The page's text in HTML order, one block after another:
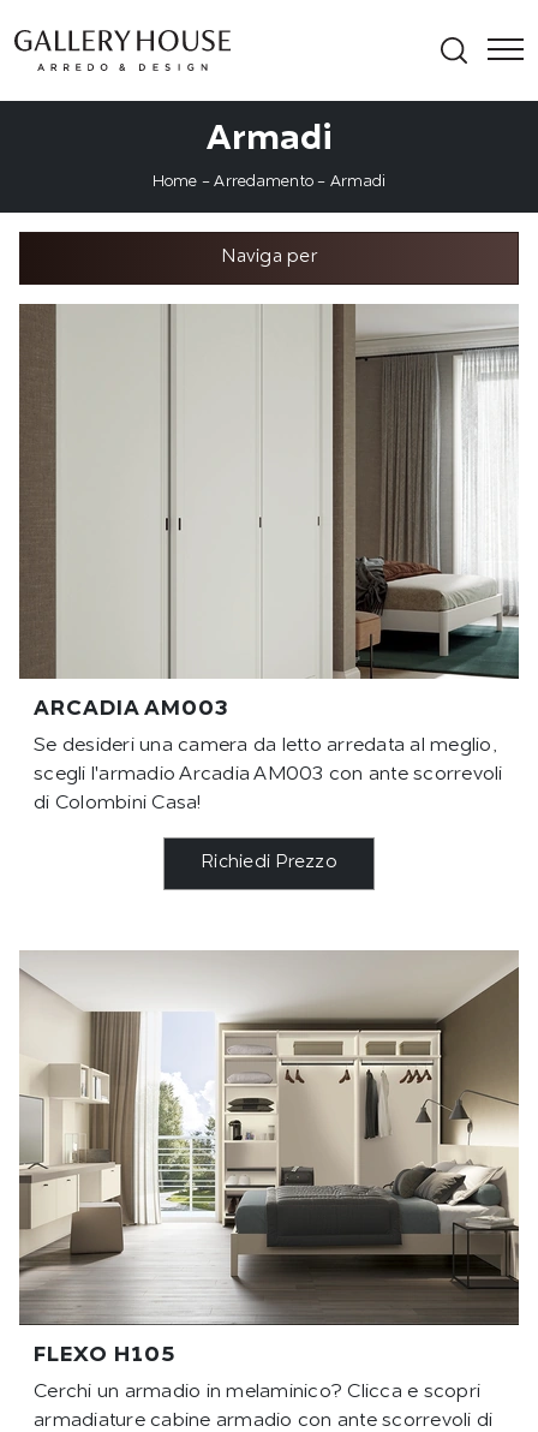
Armadi
Home -Arredamento - Armadi
Naviga per
ARCADIA AM003
Se desideri una camera da letto arredata al meglio,
scegli l'armadio Arcadia AM003 con ante scorrevoli
di Colombini Casa!
Richiedi Prezzo
FLEXO H105
Cerchi un armadio in melaminico? Clicca e scopri
armadiature cabine armadio con ante scorrevoli di